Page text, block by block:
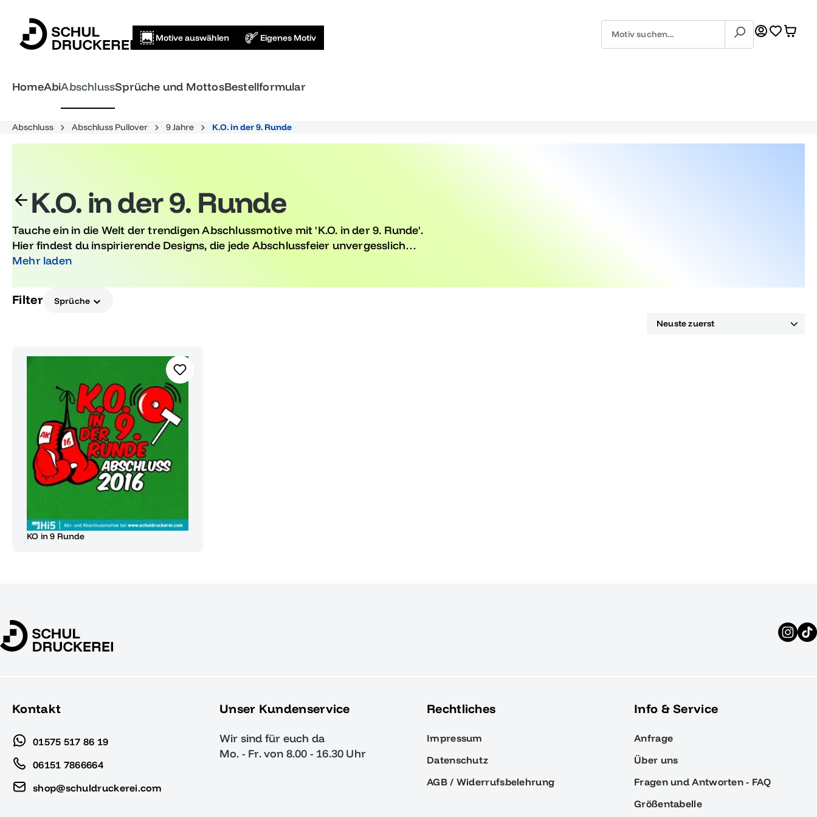
Motive auswählen Eigenes Motiv
HomeAbiAbschlussSprüche und MottosBestellformular
Abschluss Abschluss Pullover 9 Jahre K.O. in der 9. Runde
K.O. in der 9. Runde
Tauche ein in die Welt der trendigen Abschlussmotive mit 'K.O. in der 9. Runde'.
Hier findest du inspirierende Designs, die jede Abschlussfeier unvergesslich
machen. Von kreativen Ideen bis hin zu klassischen Motiven – lass dich von
Mehr laden
Filter Sprüche
KO in 9 Runde
Kontakt
01575 517 86 19
06151 7866664
shop@schuldruckerei.com
Unser Kundenservice
Wir sind für euch da
Mo. - Fr. von 8.00 - 16.30 Uhr
Rechtliches
Impressum
Datenschutz
AGB / Widerrufsbelehrung
Info & Service
Anfrage
Über uns
Fragen und Antworten - FAQ
Größentabelle